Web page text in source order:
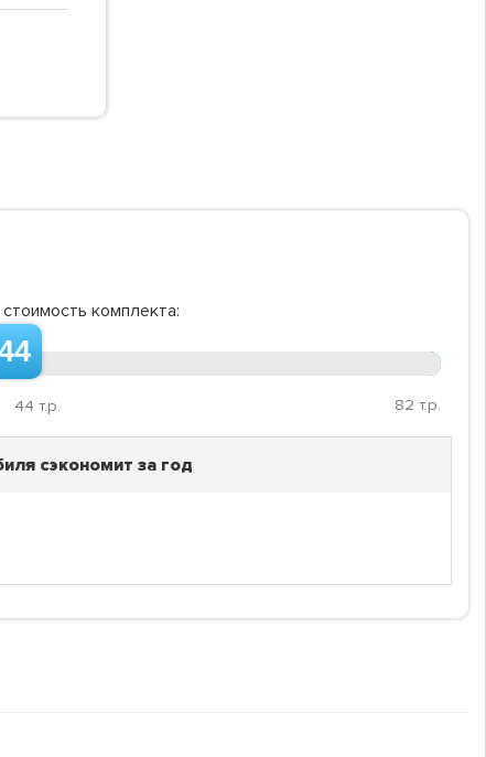
стоимость комплекта:
44 т.р. 82 т.р.
сэкономит за год